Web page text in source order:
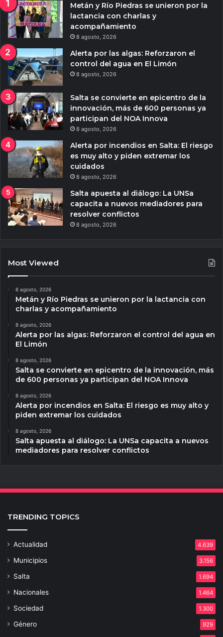
Metán y Río Piedras se unieron por la
lactancia con charlas y
acompañamiento
8 agosto, 2026
Alerta por las algas: Reforzaron el
control del agua en El Limón
8 agosto, 2026
Salta se convierte en epicentro de la
innovación, más de 600 personas ya
participan del NOA Innova
8 agosto, 2026
Alerta por incendios en Salta: El riesgo
es muy alto y piden extremar los
cuidados
8 agosto, 2026
Salta apuesta al diálogo: La UNSa
capacita a nuevos mediadores para
resolver conflictos
8 agosto, 2026
Most Viewed
8 agosto, 2026
Metán y Río Piedras se unieron por la lactancia con
charlas y acompañamiento
8 agosto, 2026
Alerta por las algas: Reforzaron el control del agua en
El Limón
8 agosto, 2026
Salta se convierte en epicentro de la innovación, más
de 600 personas ya participan del NOA Innova
8 agosto, 2026
Alerta por incendios en Salta: El riesgo es muy alto y
piden extremar los cuidados
8 agosto, 2026
Salta apuesta al diálogo: La UNSa capacita a nuevos
mediadores para resolver conflictos
TRENDING TOPICS
Actualidad 4.639
Municipios 3.156
Salta 1.694
Nacionales 1.464
Sociedad 1.300
Género 929